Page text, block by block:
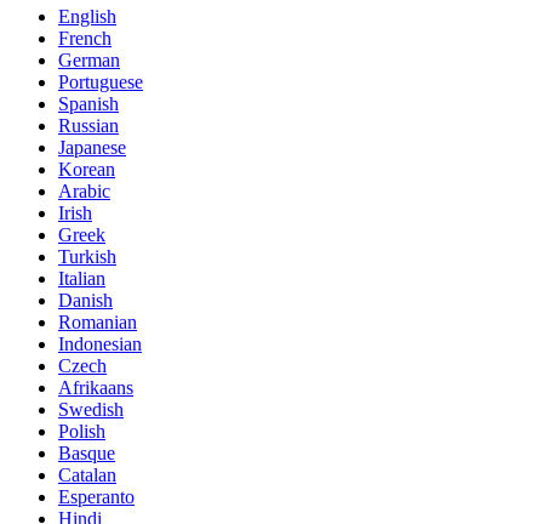
English
French
German
Portuguese
Spanish
Russian
Japanese
Korean
Arabic
Irish
Greek
Turkish
Italian
Danish
Romanian
Indonesian
Czech
Afrikaans
Swedish
Polish
Basque
Catalan
Esperanto
Hindi